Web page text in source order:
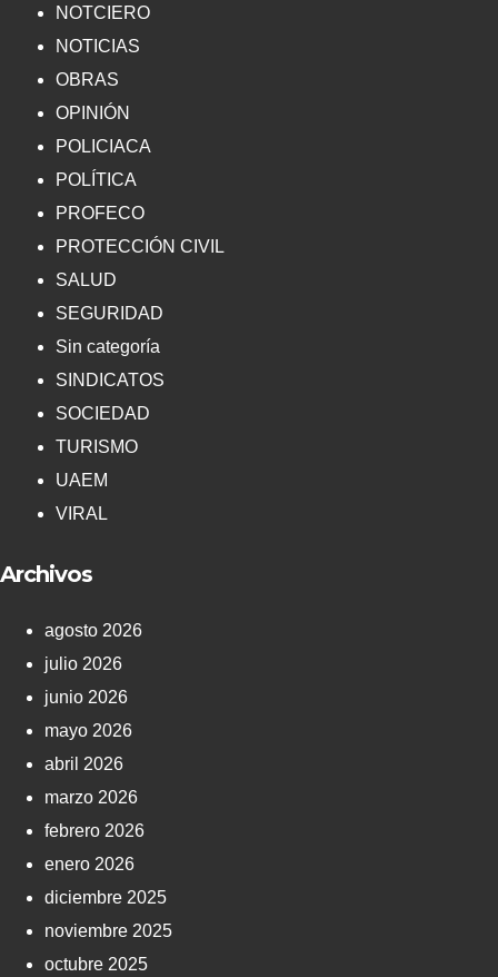
NOTCIERO
NOTICIAS
OBRAS
OPINIÓN
POLICIACA
POLÍTICA
PROFECO
PROTECCIÓN CIVIL
SALUD
SEGURIDAD
Sin categoría
SINDICATOS
SOCIEDAD
TURISMO
UAEM
VIRAL
Archivos
agosto 2026
julio 2026
junio 2026
mayo 2026
abril 2026
marzo 2026
febrero 2026
enero 2026
diciembre 2025
noviembre 2025
octubre 2025